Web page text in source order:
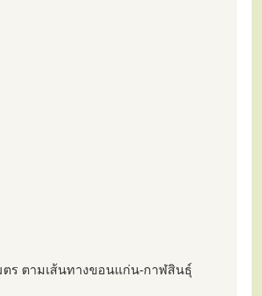
ร ตามเส้นทางขอนแก่น-กาฬสินธุ์